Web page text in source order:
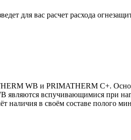
для вас расчет расхода
WB и PRIMATHERM C+.
вспучивающимися при
в своём составе полого